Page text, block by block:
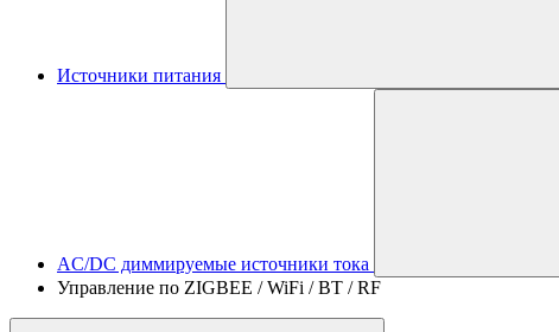
Источники питания
AC/DC диммируемые источники тока
Управление по ZIGBEE / WiFi / BT / RF